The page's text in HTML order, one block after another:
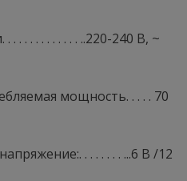
. . . . . . . . . . . ..220-240 В, ~
мощность. . . . . 70
. . . . . . . ...6 В /12